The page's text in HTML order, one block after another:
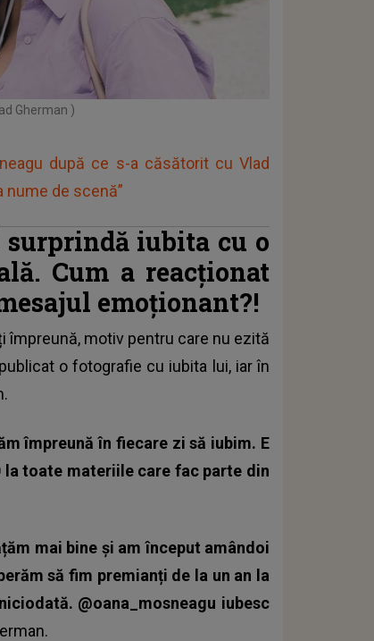
Gherman )
după ce s-a căsătorit cu Vlad
nume de scenă”
iubita cu o
Cum a reacționat
emoționant?!
împreună, motiv pentru care nu ezită
o fotografie cu iubita lui, iar în
împreună în fiecare zi să iubim. E
la toate materiile care fac parte din
mai bine și am început amândoi
să fim premianți de la un an la
@oana_mosneagu iubesc